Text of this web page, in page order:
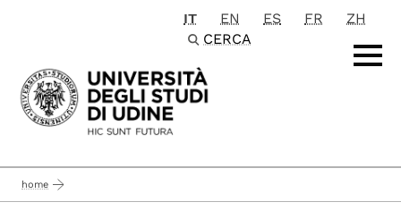
Passa al contenuto principale
IT EN ES FR
ZH
CERCA
home